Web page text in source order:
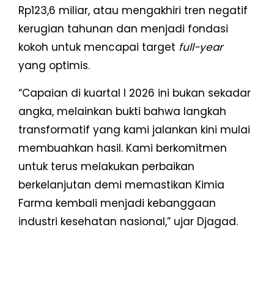
Rp123,6 miliar, atau mengakhiri tren negatif
kerugian tahunan dan menjadi fondasi
kokoh untuk mencapai target full-year
yang optimis.
“Capaian di kuartal I 2026 ini bukan sekadar
angka, melainkan bukti bahwa langkah
transformatif yang kami jalankan kini mulai
membuahkan hasil. Kami berkomitmen
untuk terus melakukan perbaikan
berkelanjutan demi memastikan Kimia
Farma kembali menjadi kebanggaan
industri kesehatan nasional,” ujar Djagad.